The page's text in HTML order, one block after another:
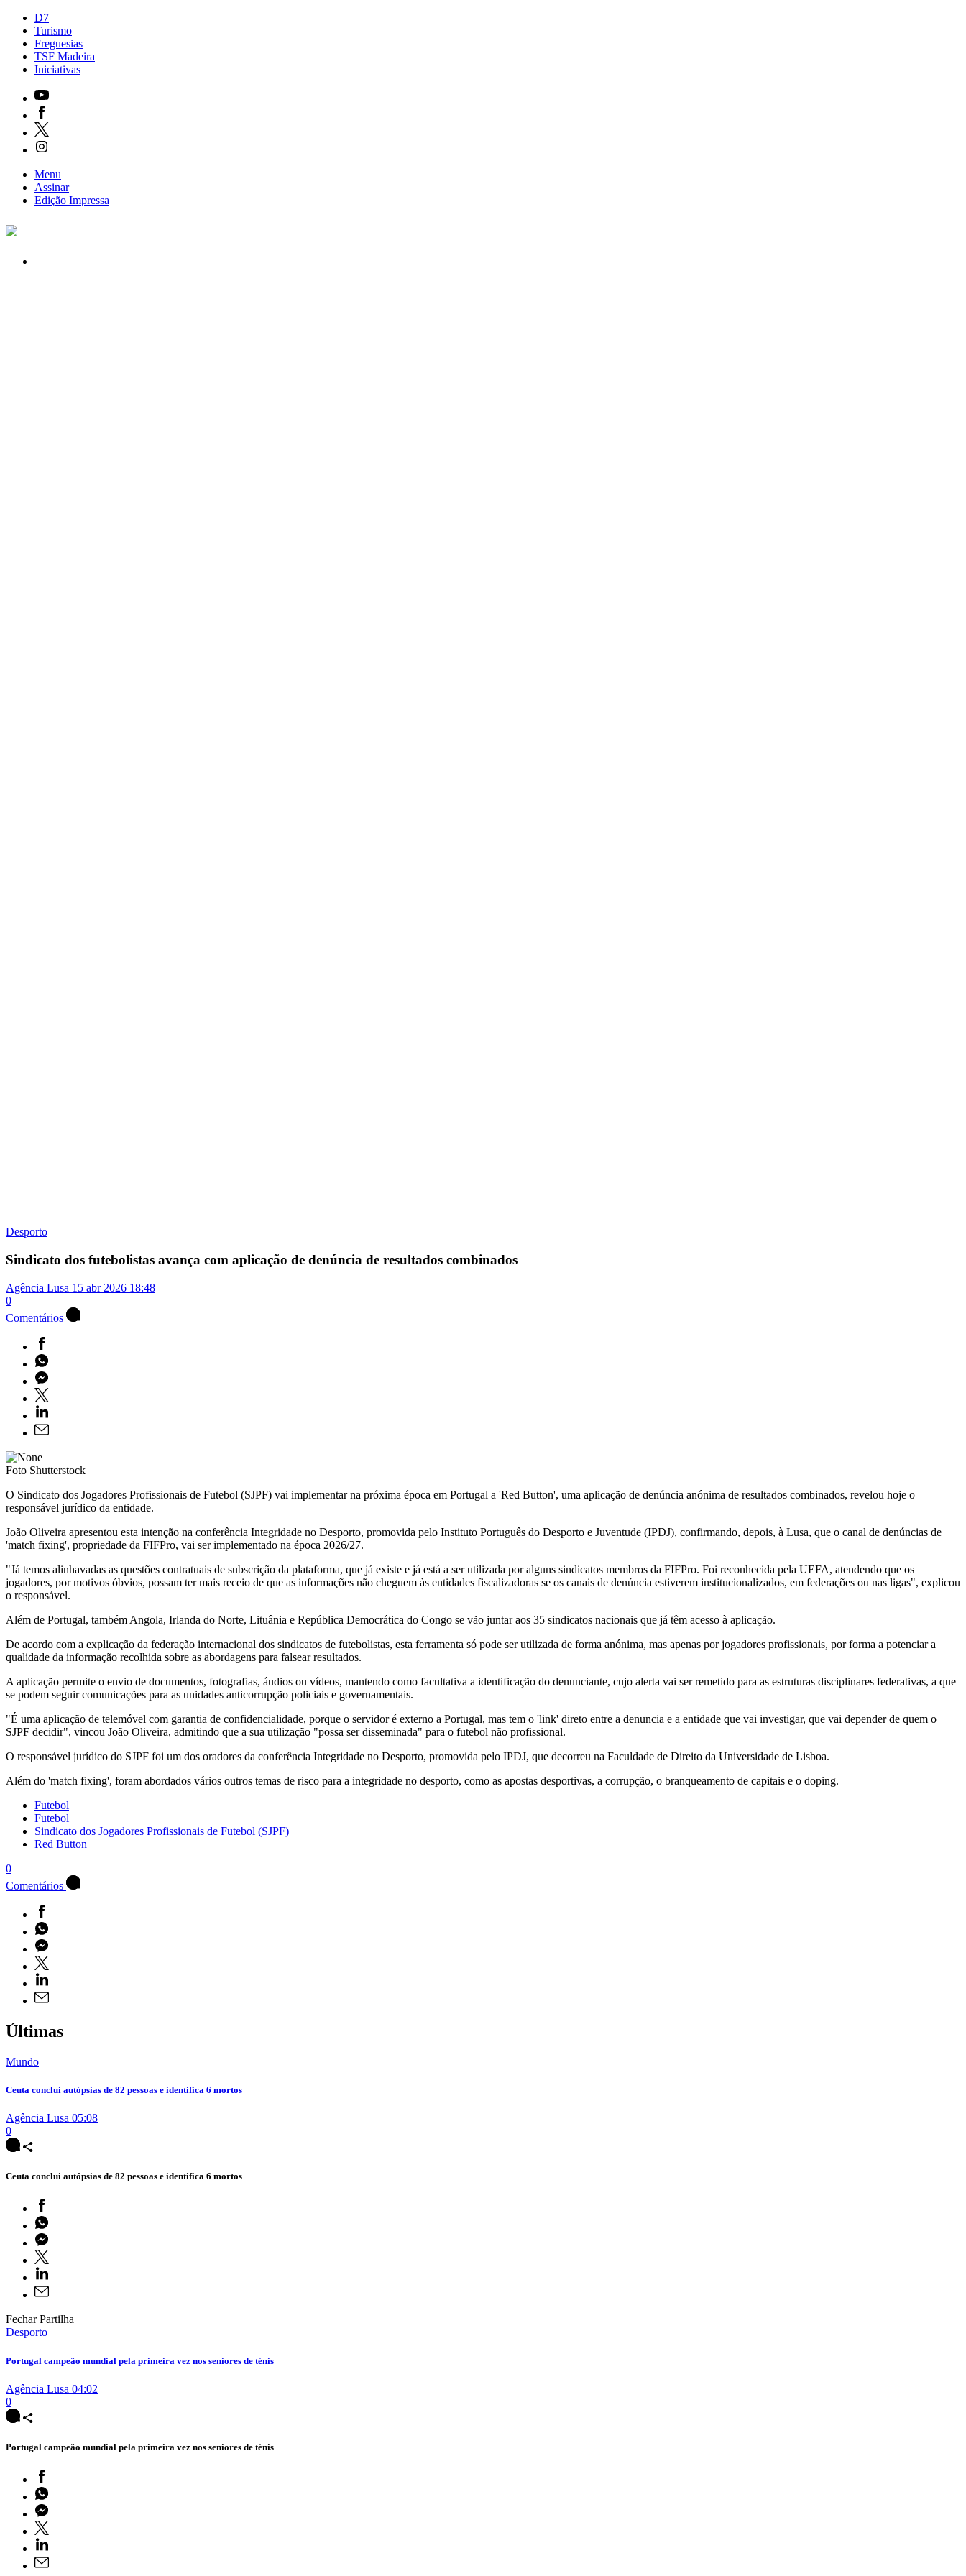
D7
Turismo
Freguesias
TSF Madeira
Iniciativas
Menu
Assinar
Edição Impressa
Desporto
Sindicato dos futebolistas avança com aplicação de denúncia de resultados combinados
Agência Lusa 15 abr 2026 18:48
0
Comentários
Foto Shutterstock
O Sindicato dos Jogadores Profissionais de Futebol (SJPF) vai implementar na próxima época em Portugal a 'Red Button', uma aplicação de denúncia anónima de resultados combinados, revelou hoje o
responsável jurídico da entidade.
João Oliveira apresentou esta intenção na conferência Integridade no Desporto, promovida pelo Instituto Português do Desporto e Juventude (IPDJ), confirmando, depois, à Lusa, que o canal de denúncias de
'match fixing', propriedade da FIFPro, vai ser implementado na época 2026/27.
"Já temos alinhavadas as questões contratuais de subscrição da plataforma, que já existe e já está a ser utilizada por alguns sindicatos membros da FIFPro. Foi reconhecida pela UEFA, atendendo que os
jogadores, por motivos óbvios, possam ter mais receio de que as informações não cheguem às entidades fiscalizadoras se os canais de denúncia estiverem institucionalizados, em federações ou nas ligas", explicou
o responsável.
Além de Portugal, também Angola, Irlanda do Norte, Lituânia e República Democrática do Congo se vão juntar aos 35 sindicatos nacionais que já têm acesso à aplicação.
De acordo com a explicação da federação internacional dos sindicatos de futebolistas, esta ferramenta só pode ser utilizada de forma anónima, mas apenas por jogadores profissionais, por forma a potenciar a
qualidade da informação recolhida sobre as abordagens para falsear resultados.
A aplicação permite o envio de documentos, fotografias, áudios ou vídeos, mantendo como facultativa a identificação do denunciante, cujo alerta vai ser remetido para as estruturas disciplinares federativas, a que
se podem seguir comunicações para as unidades anticorrupção policiais e governamentais.
"É uma aplicação de telemóvel com garantia de confidencialidade, porque o servidor é externo a Portugal, mas tem o 'link' direto entre a denuncia e a entidade que vai investigar, que vai depender de quem o
SJPF decidir", vincou João Oliveira, admitindo que a sua utilização "possa ser disseminada" para o futebol não profissional.
O responsável jurídico do SJPF foi um dos oradores da conferência Integridade no Desporto, promovida pelo IPDJ, que decorreu na Faculdade de Direito da Universidade de Lisboa.
Além do 'match fixing', foram abordados vários outros temas de risco para a integridade no desporto, como as apostas desportivas, a corrupção, o branqueamento de capitais e o doping.
Futebol
Futebol
Sindicato dos Jogadores Profissionais de Futebol (SJPF)
Red Button
0
Comentários
Últimas
Mundo
Ceuta conclui autópsias de 82 pessoas e identifica 6 mortos
Agência Lusa 05:08
0
Ceuta conclui autópsias de 82 pessoas e identifica 6 mortos
Fechar Partilha
Desporto
Portugal campeão mundial pela primeira vez nos seniores de ténis
Agência Lusa 04:02
0
Portugal campeão mundial pela primeira vez nos seniores de ténis